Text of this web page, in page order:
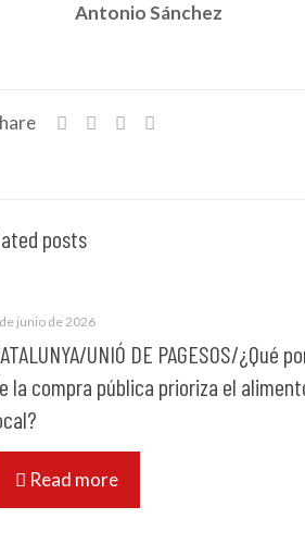
Antonio Sánchez
posts
junio de 2026
UNIÓ DE PAGESOS/¿Qué
la compra pública prioriza el alimento
Read more